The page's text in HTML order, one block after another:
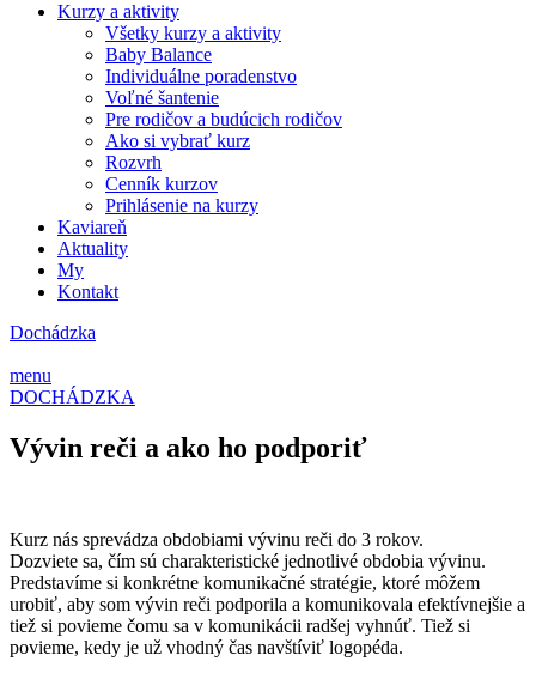
Kurzy a aktivity
Všetky kurzy a aktivity
Baby Balance
Individuálne poradenstvo
Voľné šantenie
Pre rodičov a budúcich rodičov
Ako si vybrať kurz
Rozvrh
Cenník kurzov
Prihlásenie na kurzy
Kaviareň
Aktuality
My
Kontakt
Dochádzka
menu
DOCHÁDZKA
Vývin reči a ako ho podporiť
Kurz nás sprevádza obdobiami vývinu reči do 3 rokov.
Dozviete sa, čím sú charakteristické jednotlivé obdobia vývinu.
Predstavíme si konkrétne komunikačné stratégie, ktoré môžem
urobiť, aby som vývin reči podporila a komunikovala efektívnejšie a
tiež si povieme čomu sa v komunikácii radšej vyhnúť. Tiež si
povieme, kedy je už vhodný čas navštíviť logopéda.